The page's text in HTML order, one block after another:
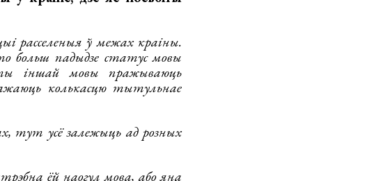
расселеныя ў межах краіны.
больш падыдзе статус мовы
іншай мовы пражываюць
колькасцю тытульнае
тут усё залежыць ад розных
ёй наогул мова, або яна